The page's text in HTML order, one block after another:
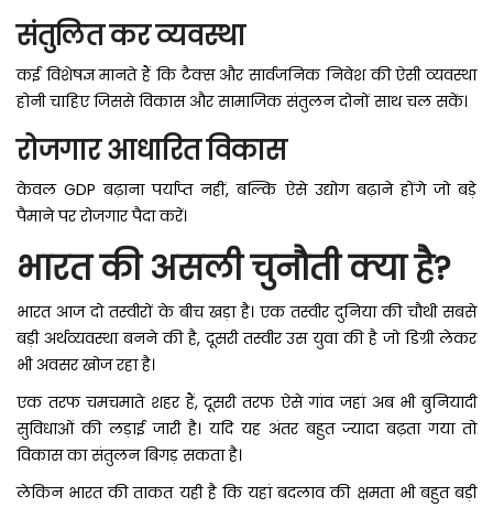
संतुलित कर व्यवस्था
कई विशेषज्ञ मानते हैं कि टैक्स और सार्वजनिक निवेश की ऐसी व्यवस्था
होनी चाहिए जिससे विकास और सामाजिक संतुलन दोनों साथ चल सकें।
रोजगार आधारित विकास
केवल GDP बढ़ाना पर्याप्त नहीं, बल्कि ऐसे उद्योग बढ़ाने होंगे जो बड़े
पैमाने पर रोजगार पैदा करें।
भारत की असली चुनौती क्या है?
भारत आज दो तस्वीरों के बीच खड़ा है। एक तस्वीर दुनिया की चौथी सबसे
बड़ी अर्थव्यवस्था बनने की है, दूसरी तस्वीर उस युवा की है जो डिग्री लेकर
भी अवसर खोज रहा है।
एक तरफ चमचमाते शहर हैं, दूसरी तरफ ऐसे गांव जहां अब भी बुनियादी
सुविधाओं की लड़ाई जारी है। यदि यह अंतर बहुत ज्यादा बढ़ता गया तो
विकास का संतुलन बिगड़ सकता है।
लेकिन भारत की ताकत यही है कि यहां बदलाव की क्षमता भी बहुत बड़ी